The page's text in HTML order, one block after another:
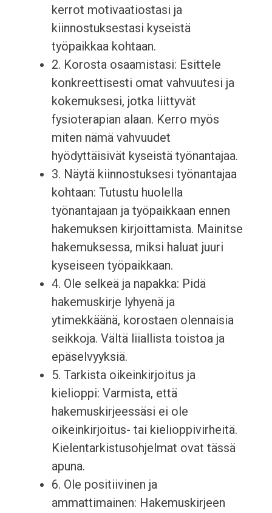
kerrot motivaatiostasi ja
kiinnostuksestasi kyseistä
työpaikkaa kohtaan.
2. Korosta osaamistasi: Esittele
konkreettisesti omat vahvuutesi ja
kokemuksesi, jotka liittyvät
fysioterapian alaan. Kerro myös
miten nämä vahvuudet
hyödyttäisivät kyseistä työnantajaa.
3. Näytä kiinnostuksesi työnantajaa
kohtaan: Tutustu huolella
työnantajaan ja työpaikkaan ennen
hakemuksen kirjoittamista. Mainitse
hakemuksessa, miksi haluat juuri
kyseiseen työpaikkaan.
4. Ole selkeä ja napakka: Pidä
hakemuskirje lyhyenä ja
ytimekkäänä, korostaen olennaisia
seikkoja. Vältä liiallista toistoa ja
epäselvyyksiä.
5. Tarkista oikeinkirjoitus ja
kielioppi: Varmista, että
hakemuskirjeessäsi ei ole
oikeinkirjoitus- tai kielioppivirheitä.
Kielentarkistusohjelmat ovat tässä
apuna.
6. Ole positiivinen ja
ammattimainen: Hakemuskirjeen